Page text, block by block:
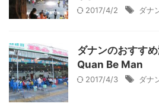
2017/4/2 ダナ
ダナンのおすす
Quan Be Man
2017/4/3 ダナ